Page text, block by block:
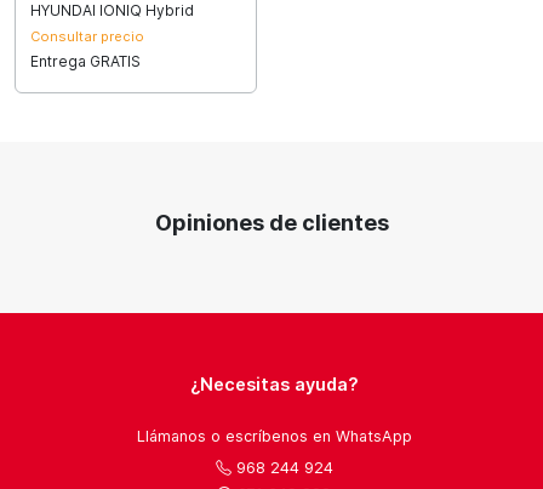
HYUNDAI IONIQ Hybrid
Consultar precio
Entrega GRATIS
Opiniones de clientes
¿Necesitas ayuda?
Llámanos o escríbenos en WhatsApp
968 244 924